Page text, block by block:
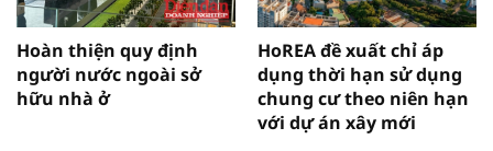
Hoàn thiện quy định
người nước ngoài sở
hữu nhà ở
HoREA đề xuất chỉ áp
dụng thời hạn sử dụng
chung cư theo niên hạn
với dự án xây mới